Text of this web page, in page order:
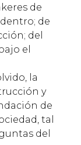
de
de
del
el
la
y
de
tal
del